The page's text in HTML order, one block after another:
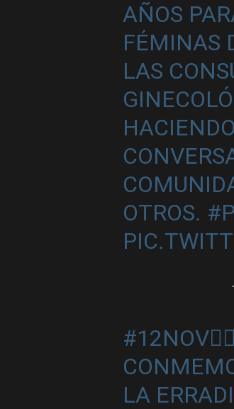
AÑOS
FÉMINAS
LAS
OTROS.
#12NOV
LA